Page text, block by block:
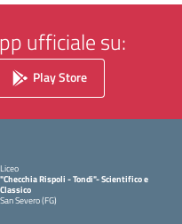
ufficiale su:
Play Store
Liceo
"Checchia Rispoli - Tondi"- Scientifico e
Classico
San Severo (FG)